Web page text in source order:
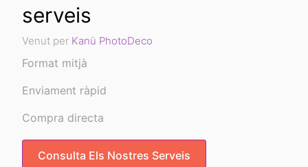
serveis
Venut per Kanü PhotoDeco
Format mitjà
Enviament ràpid
Compra directa
Consulta Els Nostres Serveis